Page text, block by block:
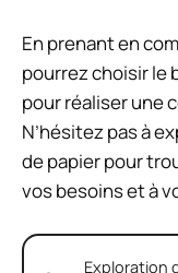
En prenant en
pourrez choisir le
pour réaliser une
N’hésitez pas à
de papier pour
vos besoins et à
Exploration